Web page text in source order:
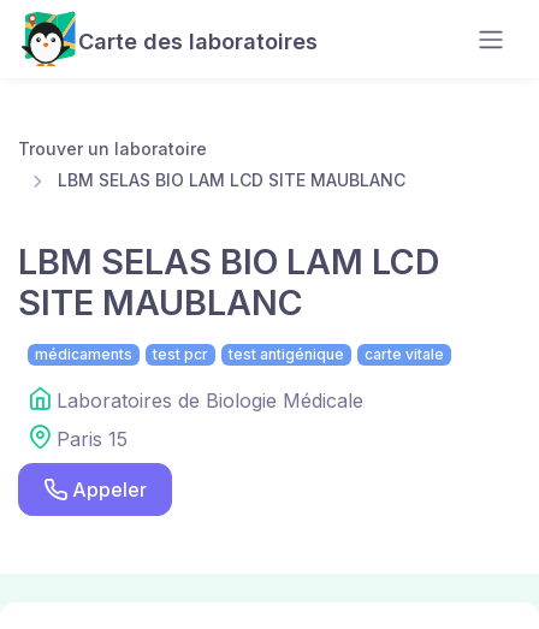
Carte des laboratoires
Trouver un laboratoire
LBM SELAS BIO LAM LCD SITE MAUBLANC
LBM SELAS BIO LAM LCD
SITE MAUBLANC
médicaments test pcr test antigénique carte vitale
Laboratoires de Biologie Médicale
Paris 15
Appeler